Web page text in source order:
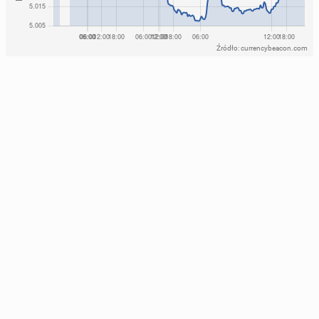
Źródło: currencybeacon.com